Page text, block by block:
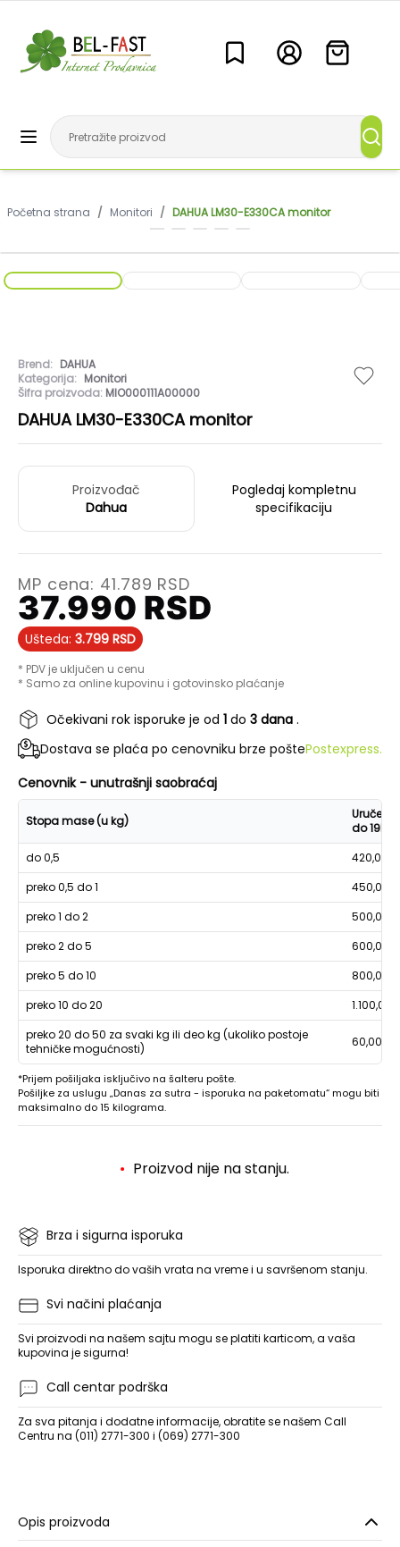
Početna strana / Monitori / DAHUA LM30-E330CA monitor
Brend: DAHUA
Kategorija: Monitori
Šifra proizvoda: MIO000111A00000
DAHUA LM30-E330CA monitor
Proizvođač
Dahua
Pogledaj kompletnu
specifikaciju
MP cena: 41.789 RSD
37.990 RSD
Ušteda: 3.799 RSD
* PDV je uključen u cenu
* Samo za online kupovinu i gotovinsko plaćanje
Očekivani rok isporuke je od 1 do 3 dana .
Dostava se plaća po cenovniku brze poštePostexpress.
Cenovnik - unutrašnji saobraćaj
Stopa mase (u kg)
Uručenje
do 19h
do 0,5
420,00
preko 0,5 do 1
450,00
preko 1 do 2
500,00
preko 2 do 5
600,00
preko 5 do 10
800,00
preko 10 do 20
1.100,00
preko 20 do 50 za svaki kg ili deo kg (ukoliko postoje
tehničke mogućnosti)
60,00
*Prijem pošiljaka isključivo na šalteru pošte.
Pošiljke za uslugu „Danas za sutra - isporuka na paketomatu“ mogu biti
maksimalno do 15 kilograma.
Proizvod nije na stanju.
Brza i sigurna isporuka
Isporuka direktno do vaših vrata na vreme i u savršenom stanju.
Svi načini plaćanja
Svi proizvodi na našem sajtu mogu se platiti karticom, a vaša
kupovina je sigurna!
Call centar podrška
Za sva pitanja i dodatne informacije, obratite se našem Call
Centru na (011) 2771-300 i (069) 2771-300
Opis proizvoda